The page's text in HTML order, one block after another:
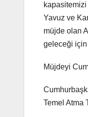
Yavuz ve
müjde olan
geleceği için
Müjdeyi
Temel Atma